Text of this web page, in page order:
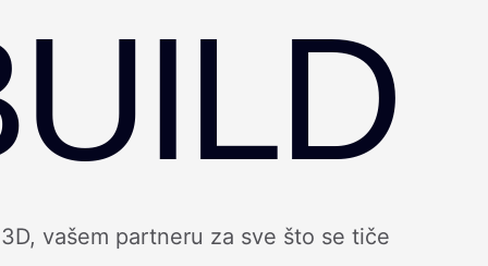
vašem partneru za sve što se tiče